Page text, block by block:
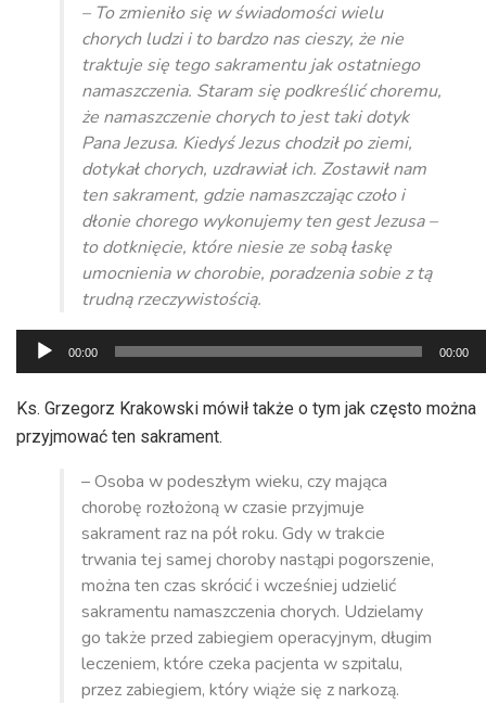
– To zmieniło się w świadomości wielu
chorych ludzi i to bardzo nas cieszy, że nie
traktuje się tego sakramentu jak ostatniego
namaszczenia. Staram się podkreślić choremu,
że namaszczenie chorych to jest taki dotyk
Pana Jezusa. Kiedyś Jezus chodził po ziemi,
dotykał chorych, uzdrawiał ich. Zostawił nam
ten sakrament, gdzie namaszczając czoło i
dłonie chorego wykonujemy ten gest Jezusa –
to dotknięcie, które niesie ze sobą łaskę
umocnienia w chorobie, poradzenia sobie z tą
trudną rzeczywistością.
Odtwarzacz
plików
dźwiękowych
00:00 00:00
Ks. Grzegorz Krakowski mówił także o tym jak często można
przyjmować ten sakrament.
– Osoba w podeszłym wieku, czy mająca
chorobę rozłożoną w czasie przyjmuje
sakrament raz na pół roku. Gdy w trakcie
trwania tej samej choroby nastąpi pogorszenie,
można ten czas skrócić i wcześniej udzielić
sakramentu namaszczenia chorych. Udzielamy
go także przed zabiegiem operacyjnym, długim
leczeniem, które czeka pacjenta w szpitalu,
przez zabiegiem, który wiąże się z narkozą.